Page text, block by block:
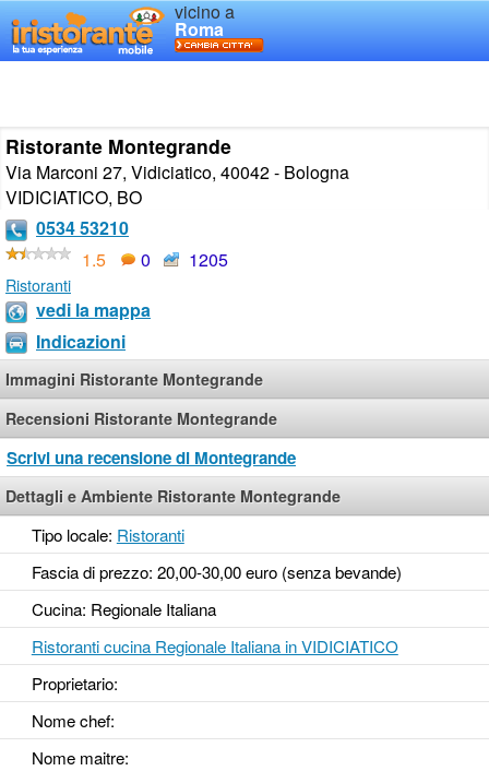
vicino a
Roma
Ristorante Montegrande
Via Marconi 27, Vidiciatico, 40042 - Bologna
VIDICIATICO, BO
0534 53210
1.5
0 1205
Ristoranti
vedi la mappa
Indicazioni
Immagini Ristorante Montegrande
Recensioni Ristorante Montegrande
Scrivi una recensione di Montegrande
Dettagli e Ambiente Ristorante Montegrande
Tipo locale: Ristoranti
Fascia di prezzo: 20,00-30,00 euro (senza bevande)
Cucina: Regionale Italiana
Ristoranti cucina Regionale Italiana in VIDICIATICO
Proprietario:
Nome chef:
Nome maitre: